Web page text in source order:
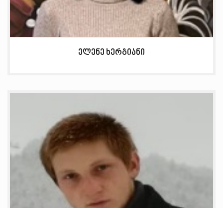
ელენე ხერგიანი